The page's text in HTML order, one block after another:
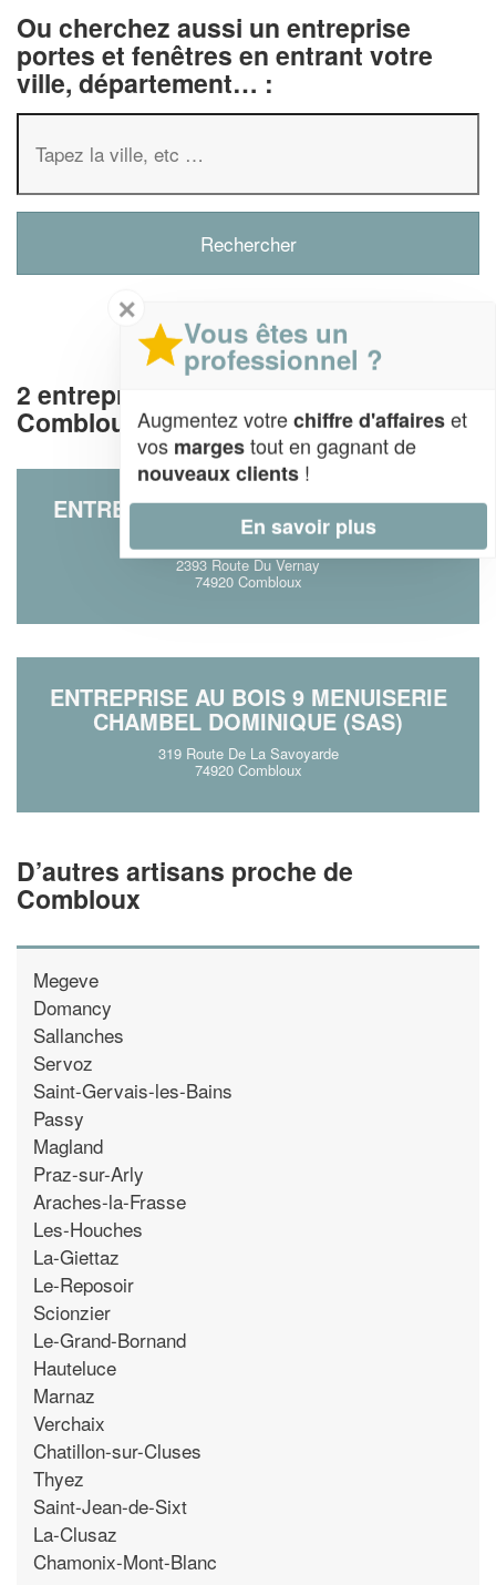
Ou cherchez aussi un entreprise
portes et fenêtres en entrant votre
ville, département… :
2 entreprises de fermetures à
Combloux (74920)
ENTREPRISE MENUISERIE PELLOUX
(SARL)
2393 Route Du Vernay
74920 Combloux
ENTREPRISE AU BOIS 9 MENUISERIE
CHAMBEL DOMINIQUE (SAS)
319 Route De La Savoyarde
74920 Combloux
D’autres artisans proche de
Combloux
Megeve
Domancy
Sallanches
Servoz
Saint-Gervais-les-Bains
Passy
Magland
Praz-sur-Arly
Araches-la-Frasse
Les-Houches
La-Giettaz
Le-Reposoir
Scionzier
Le-Grand-Bornand
Hauteluce
Marnaz
Verchaix
Chatillon-sur-Cluses
Thyez
Saint-Jean-de-Sixt
La-Clusaz
Chamonix-Mont-Blanc
✕
Vous êtes un
professionnel ?
Augmentez votrechiffre d'affaireset
vos margestout en gagnant de
nouveaux clients !
En savoir plus